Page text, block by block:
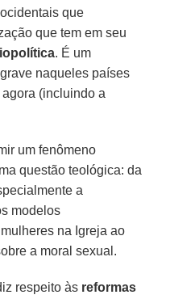
que
que tem em seu
. É um
naqueles países
(incluindo a
um fenômeno
questão teológica: da
a
modelos
na Igreja ao
a moral sexual.
respeito às reformas